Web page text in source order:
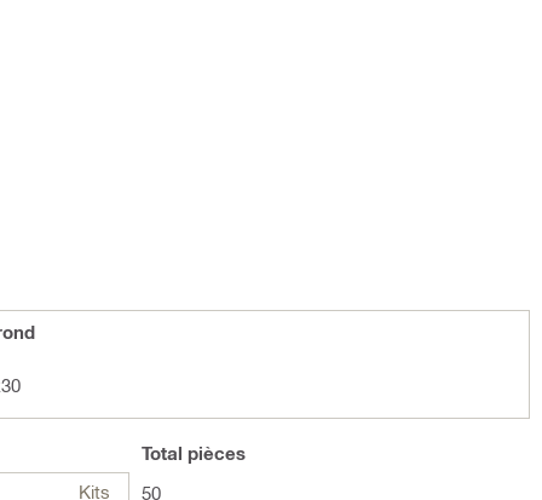
Kits
Total pièces
50